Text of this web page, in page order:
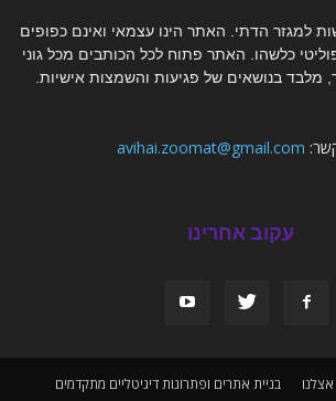
למגזר הדתי. האתר הינו עצמאי ואינם כפופים
כלשהו. האתר פתוח לכל הכותבים מכל גוני
מלבד בנושאים של פגיעות והשמצות אישיות.
avihai.zoomat@gmail.com
עקוב אחרינו
בניית אתרים ופתרונות דיגיטליים מתקדמים